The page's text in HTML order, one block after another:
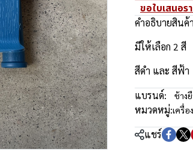
ขอใบเสนอร
คำอธิบายสินค้
มีให้เลือก 2 สี
สีดำ และ สีฟ้า
แบรนด์:
ช้าง
หมวดหมู่:เครื่
แชร์